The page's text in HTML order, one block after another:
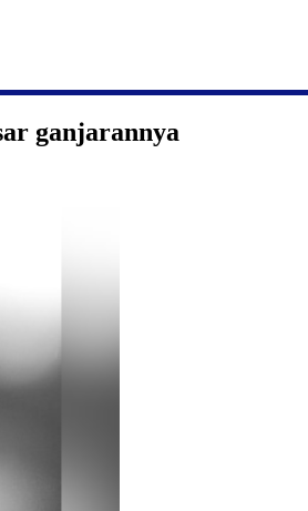
ganjarannya